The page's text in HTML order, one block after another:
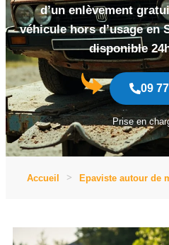
d’un enlèvement
véhicule hors d’usage en
disponible
09
Prise en
Accueil Epaviste autour de